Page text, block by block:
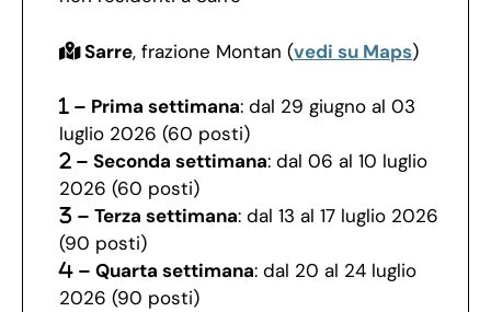
Sarre, frazione Montan (vedi su Maps)
– Prima settimana: dal 29 giugno al 03
luglio 2026 (60 posti)
– Seconda settimana: dal 06 al 10 luglio
2026 (60 posti)
– Terza settimana: dal 13 al 17 luglio 2026
(90 posti)
– Quarta settimana: dal 20 al 24 luglio
2026 (90 posti)